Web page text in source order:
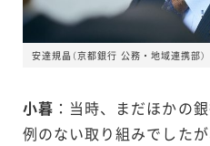
安達規晶（京都銀行 公務・地域連携部）
小暮 ：当時、まだほかの
例のない取り組みでした